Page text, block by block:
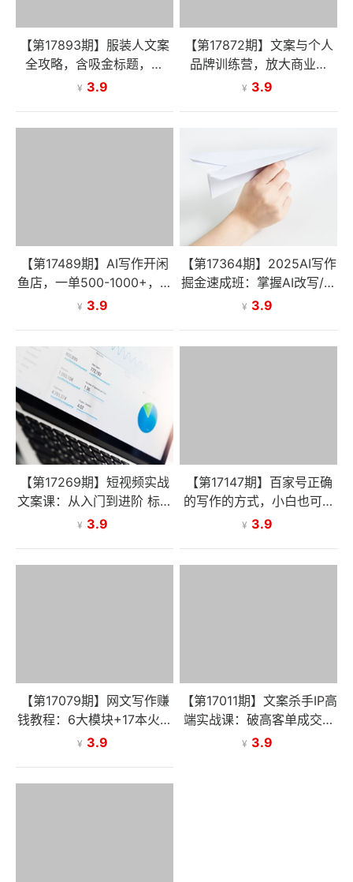
【第17893期】服装人文案
全攻略，含吸金标题，生
活、专业圈写作实操，让朋
¥ 3.9
【第17872期】文案与个人
品牌训练营，放大商业价
值，搭配美学营销思维，助
¥ 3.9
【第17489期】AI写作开闲
鱼店，一单500-1000+，暴
利风口项目，永不失业副业
¥ 3.9
【第17364期】2025AI写作
掘金速成班：掌握AI改写/仿
写等核心技能，实现单篇文
¥ 3.9
【第17269期】短视频实战
文案课：从入门到进阶 标题
创作+脚本撰写+文案优化三
¥ 3.9
【第17147期】百家号正确
的写作的方式，小白也可以
轻松写出原创文章，新手也
¥ 3.9
【第17079期】网文写作赚
钱教程：6大模块+17本火书
+98个真实例子 从入门到精
¥ 3.9
【第17011期】文案杀手IP高
端实战课：破高客单成交壁
垒，引爆IP商业价值增长
¥ 3.9